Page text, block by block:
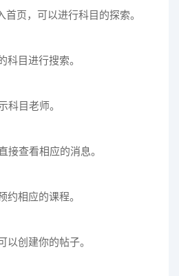
首页，可以进行科目的探索。
科目进行搜索。
科目老师。
接查看相应的消息。
约相应的课程。
以创建你的帖子。